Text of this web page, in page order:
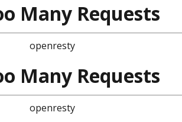
Many Requests
openresty
Many Requests
openresty